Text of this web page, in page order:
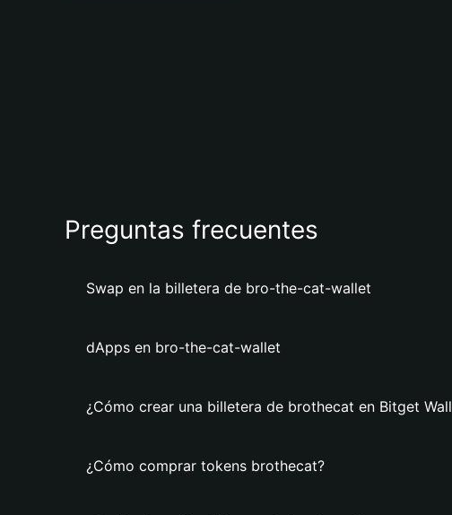
Preguntas frecuentes
Swap en la billetera de bro-the-cat-wallet
dApps en bro-the-cat-wallet
¿Cómo crear una billetera de brothecat en Bitget
¿Cómo comprar tokens brothecat?